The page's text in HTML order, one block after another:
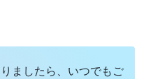
け聞いているふりを
。従うべきは反キリス
の言葉はまったく無駄
ましたら、いつでもご